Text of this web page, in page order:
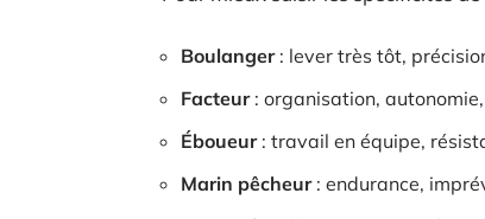
Boulanger: lever très tôt,
Facteur: organisation,
Éboueur: travail en équipe,
Marin pêcheur: endurance,